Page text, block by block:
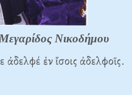
Νικοδήμου
ἐν ἴσοις ἀδελφοῖς.